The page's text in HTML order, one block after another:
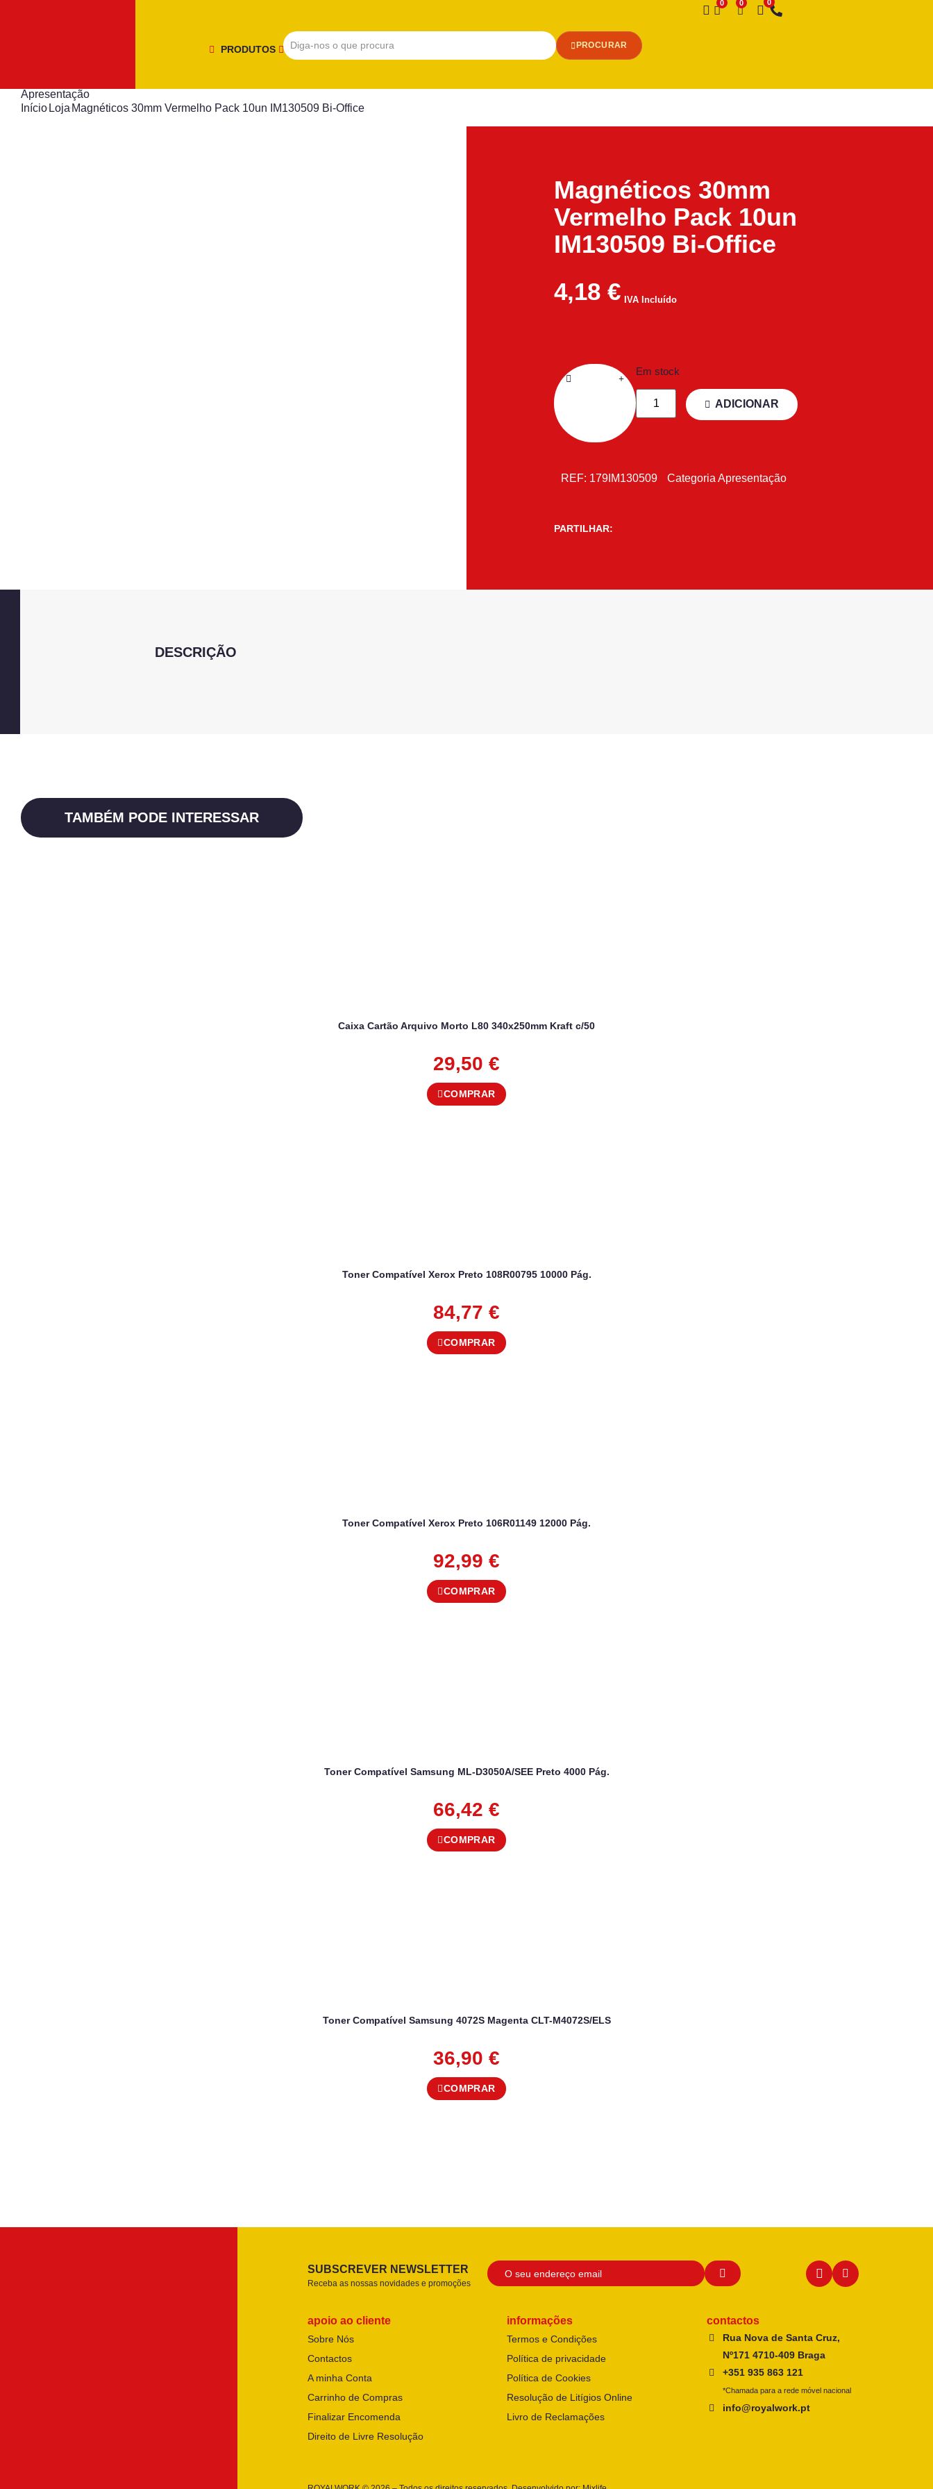
PRODUTOS PROCURAR
Desejo
Apresentação
Início Loja Magnéticos 30mm Vermelho Pack 10un IM130509 Bi-Office
Magnéticos 30mm
Vermelho Pack 10un
IM130509 Bi-Office
4,18 € IVA Incluído
Em stock
ADICIONAR
REF: 179IM130509 Categoria Apresentação
PARTILHAR:
DESCRIÇÃO
TAMBÉM PODE INTERESSAR
Caixa Cartão Arquivo Morto L80 340x250mm Kraft c/50
29,50 €
COMPRAR
Toner Compatível Xerox Preto 108R00795 10000 Pág.
84,77 €
COMPRAR
Toner Compatível Xerox Preto 106R01149 12000 Pág.
92,99 €
COMPRAR
Toner Compatível Samsung ML-D3050A/SEE Preto 4000 Pág.
66,42 €
COMPRAR
Toner Compatível Samsung 4072S Magenta CLT-M4072S/ELS
36,90 €
COMPRAR
SUBSCREVER NEWSLETTER
Receba as nossas novidades e promoções
apoio ao cliente
Sobre Nós
Contactos
A minha Conta
Carrinho de Compras
Finalizar Encomenda
Direito de Livre Resolução
informações
Termos e Condições
Política de privacidade
Política de Cookies
Resolução de Litígios Online
Livro de Reclamações
contactos
Rua Nova de Santa Cruz,
Nº171 4710-409 Braga
+351 935 863 121
*Chamada para a rede móvel nacional
info@royalwork.pt